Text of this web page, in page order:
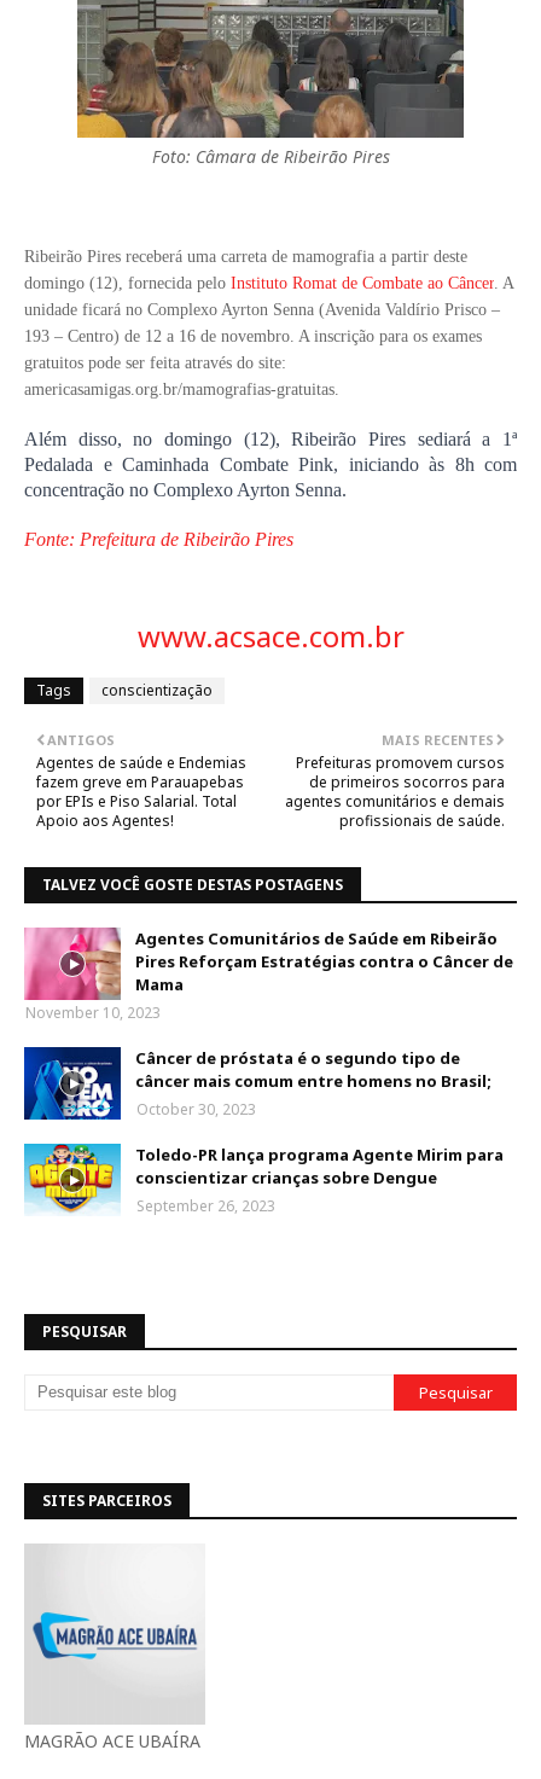
Foto: Câmara de Ribeirão Pires
Ribeirão Pires receberá uma carreta de mamografia a partir deste
domingo (12), fornecida pelo Instituto Romat de Combate ao Câncer. A
unidade ficará no Complexo Ayrton Senna (Avenida Valdírio Prisco –
193 – Centro) de 12 a 16 de novembro. A inscrição para os exames
gratuitos pode ser feita através do site:
americasamigas.org.br/mamografias-gratuitas.
Além disso, no domingo (12), Ribeirão Pires sediará a 1ª
Pedalada e Caminhada Combate Pink, iniciando às 8h com
concentração no Complexo Ayrton Senna.
Fonte: Prefeitura de Ribeirão Pires
www.acsace.com.br
Tags conscientização
MAIS RECENTES
Prefeituras promovem cursos
de primeiros socorros para
agentes comunitários e demais
profissionais de saúde.
ANTIGOS
Agentes de saúde e Endemias
fazem greve em Parauapebas
por EPIs e Piso Salarial. Total
Apoio aos Agentes!
TALVEZ VOCÊ GOSTE DESTAS POSTAGENS
Agentes Comunitários de Saúde em Ribeirão
Pires Reforçam Estratégias contra o Câncer de
Mama
November 10, 2023
Câncer de próstata é o segundo tipo de
câncer mais comum entre homens no Brasil;
October 30, 2023
Toledo-PR lança programa Agente Mirim para
conscientizar crianças sobre Dengue
September 26, 2023
PESQUISAR
SITES PARCEIROS
MAGRÃO ACE UBAÍRA